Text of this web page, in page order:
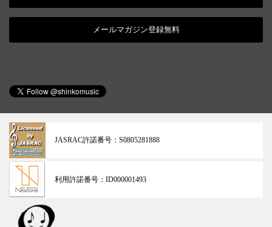
メールマガジン登録無料
JASRAC許諾番号： S0805281888
利用許諾番号： ID000001493